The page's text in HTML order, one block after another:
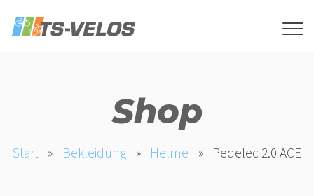
Shop
Start » Bekleidung » Helme » Pedelec 2.0 ACE